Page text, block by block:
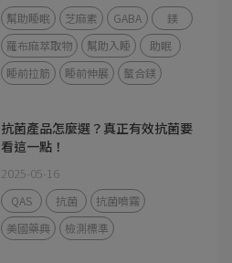
幫助睡眠 芝麻素 GABA
鎂
羅布麻萃取物
幫助入睡
助眠
睡前拉筋
睡前伸展 螯合鎂
抗菌產品怎麼選？真正有效抗菌要
看這一點！
2025-05-16
QAS 抗菌
抗菌噴霧
美國藥典
檢測標準